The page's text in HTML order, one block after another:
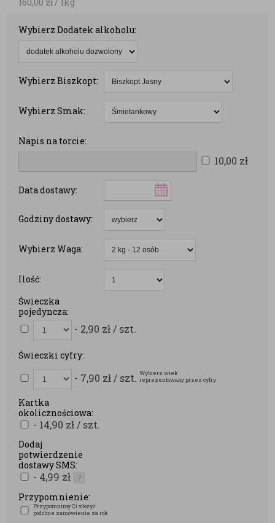
Wybierz Dodatek alkoholu:
Wybierz Biszkopt:
Wybierz Smak:
Napis na torcie:
10,00 zł
Data dostawy:
Godziny dostawy:
Wybierz Waga:
Ilość:
Świeczka
pojedyncza:
- 2,90 zł / szt.
Świeczki cyfry:
- 7,90 zł / szt. Wybierz wiek
reprezentowany przez cyfry
Kartka
okolicznościowa:
- 14,90 zł / szt.
Dodaj
potwierdzenie
dostawy SMS:
- 4,99 zł ?
Przypomnienie:
Przypomnimy Ci złożyć
podobne zamówienie za rok